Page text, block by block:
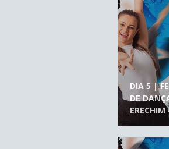
DIA 5 |
DE
ERECHIM